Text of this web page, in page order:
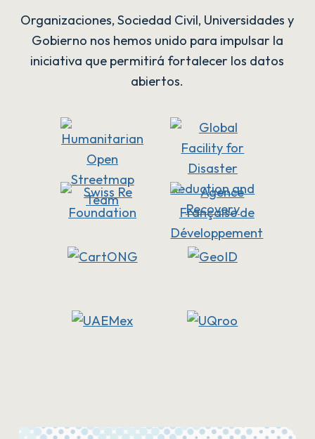
Organizaciones, Sociedad Civil, Universidades y
Gobierno nos hemos unido para impulsar la
iniciativa que permitirá fortalecer los datos
abiertos.